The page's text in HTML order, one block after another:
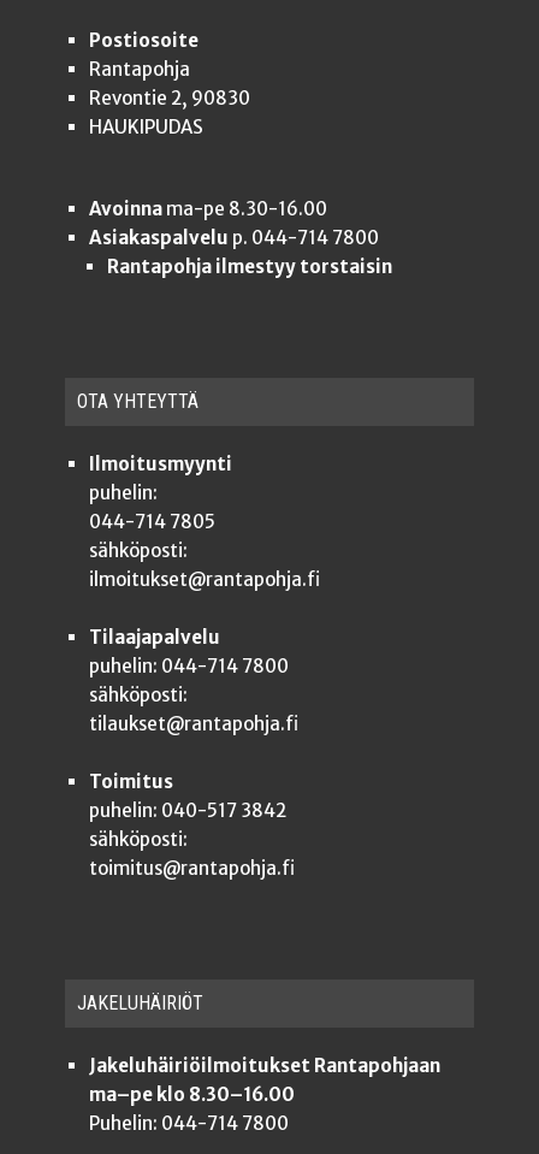
Postiosoite
Rantapohja
Revontie 2, 90830
HAUKIPUDAS
Avoinnama-pe 8.30-16.00
Asiakaspalvelu p. 044-714 7800
Rantapohja ilmestyy torstaisin
OTA YHTEYT­TÄ
Ilmoitusmyynti
puhelin:
044-714 7805
sähköposti:
ilmoitukset@rantapohja.fi
Tilaajapalvelu
puhelin: 044-714 7800
sähköposti:
tilaukset@rantapohja.fi
Toimitus
puhelin: 040-517 3842
sähköposti:
toimitus@rantapohja.fi
JAKE­LU­HÄI­RIÖT
Jakeluhäiriöilmoitukset Rantapohjaan
ma–pe klo 8.30–16.00
Puhelin: 044-714 7800